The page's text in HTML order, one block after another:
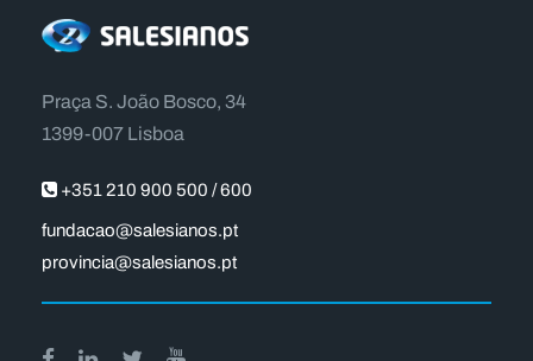
Praça S. João Bosco, 34
1399-007 Lisboa
+351 210 900 500 / 600
fundacao@salesianos.pt
provincia@salesianos.pt